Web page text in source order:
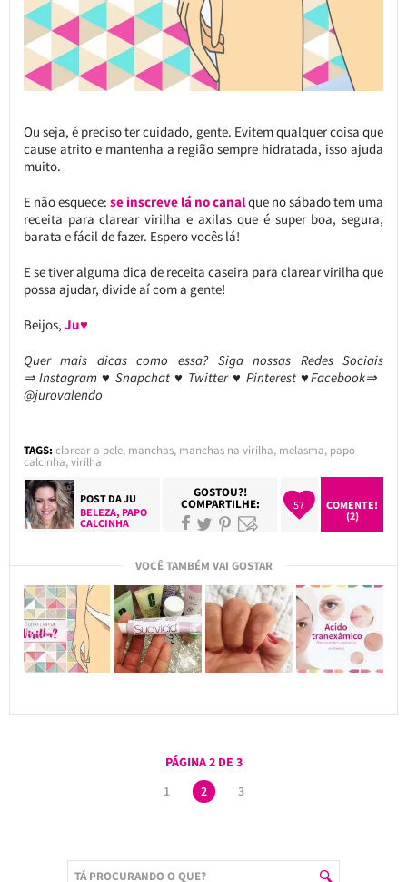
Ou seja, é preciso ter cuidado, gente. Evitem qualquer coisa que
cause atrito e mantenha a região sempre hidratada, isso ajuda
muito.
E não esquece: se inscreve lá no canalque no sábado tem uma
receita para clarear virilha e axilas que é super boa, segura,
barata e fácil de fazer. Espero vocês lá!
E se tiver alguma dica de receita caseira para clarear virilha que
possa ajudar, divide aí com a gente!
Beijos, Ju♥
Quer mais dicas como essa? Siga nossas Redes Sociais
⇒ Instagram ♥ Snapchat ♥ Twitter ♥ Pinterest ♥Facebook⇒
@jurovalendo
TAGS: clarear a pele, manchas, manchas na virilha, melasma, papo
calcinha,virilha
POST DAJU
BELEZA, PAPO
CALCINHA
GOSTOU?!
COMPARTILHE: 57
COMENTE!
(2)
VOCÊ TAMBÉM VAI GOSTAR
PÁGINA 2 DE 3
1
2 3